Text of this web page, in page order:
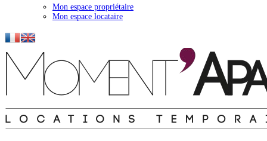
Mon espace propriétaire
Mon espace locataire